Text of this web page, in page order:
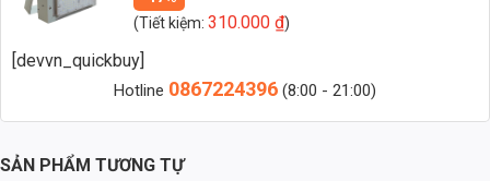
Zalo 2 (Hỗ trợ nhanh)
LED rời, mỗi module gồm: chip LED, tản nhiệt, thấu kính và khung
(Tiết kiệm:310.000₫)
[devvn_quickbuy]
Hotline 0867224396 (8:00 - 21:00)
SẢN PHẨM TƯƠNG TỰ